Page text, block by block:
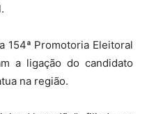
154ª Promotoria Eleitoral
a ligação do candidato
na região.